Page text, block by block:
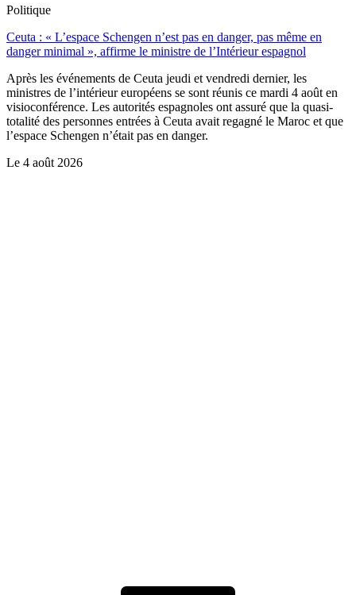
Politique
Ceuta : « L’espace Schengen n’est pas en danger, pas même en
danger minimal », affirme le ministre de l’Intérieur espagnol
Après les événements de Ceuta jeudi et vendredi dernier, les
ministres de l’intérieur européens se sont réunis ce mardi 4 août en
visioconférence. Les autorités espagnoles ont assuré que la quasi-
totalité des personnes entrées à Ceuta avait regagné le Maroc et que
l’espace Schengen n’était pas en danger.
Le 4 août 2026